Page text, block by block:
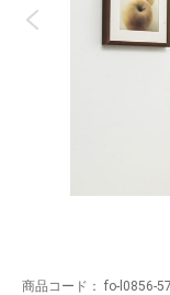
商品コード： fo-l0856-57